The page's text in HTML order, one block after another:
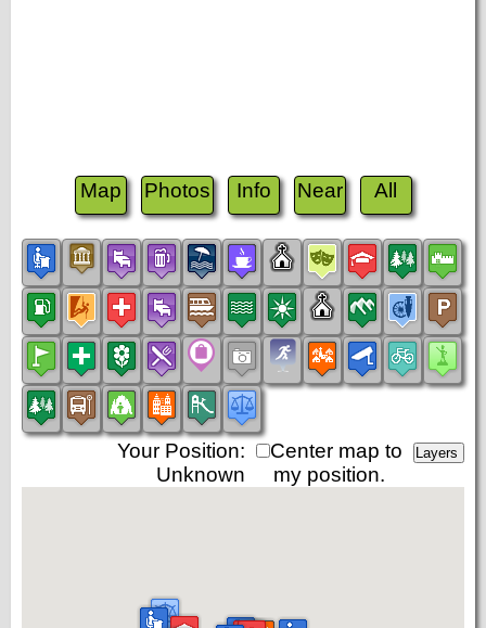
Map Photos Info Near All
Center map to
my position.
Your Position:
Unknown